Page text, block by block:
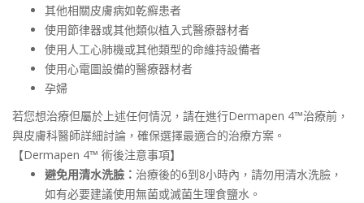
其他相關皮膚病如乾癬患者
使用節律器或其他類似植入式醫療器材者
使用人工心肺機或其他類型的命維持設備者
使用心電圖設備的醫療器材者
孕婦
若您想治療但屬於上述任何情況，請在進行Dermapen 4™治療前，
與皮膚科醫師詳細討論，確保選擇最適合的治療方案。
【Dermapen 4™ 術後注意事項】
避免用清水洗臉： 治療後的6到8小時內，請勿用清水洗臉，
如有必要建議使用無菌或滅菌生理食鹽水。